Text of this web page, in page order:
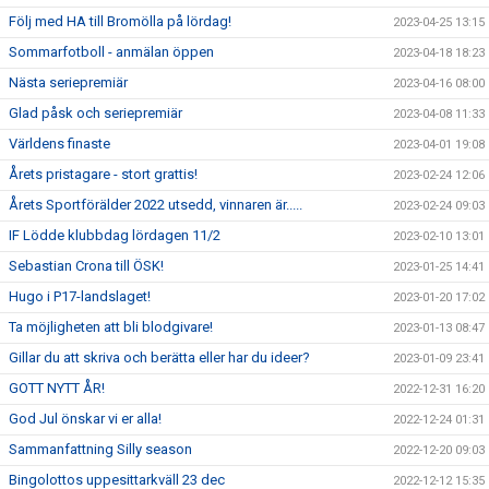
Följ med HA till Bromölla på lördag! 2023-04-25 13:15
Sommarfotboll - anmälan öppen 2023-04-18 18:23
Nästa seriepremiär 2023-04-16 08:00
Glad påsk och seriepremiär 2023-04-08 11:33
Världens finaste 2023-04-01 19:08
Årets pristagare - stort grattis! 2023-02-24 12:06
Årets Sportförälder 2022 utsedd, vinnaren är..... 2023-02-24 09:03
IF Lödde klubbdag lördagen 11/2 2023-02-10 13:01
Sebastian Crona till ÖSK! 2023-01-25 14:41
Hugo i P17-landslaget! 2023-01-20 17:02
Ta möjligheten att bli blodgivare! 2023-01-13 08:47
Gillar du att skriva och berätta eller har du ideer? 2023-01-09 23:41
GOTT NYTT ÅR! 2022-12-31 16:20
God Jul önskar vi er alla! 2022-12-24 01:31
Sammanfattning Silly season 2022-12-20 09:03
Bingolottos uppesittarkväll 23 dec 2022-12-12 15:35